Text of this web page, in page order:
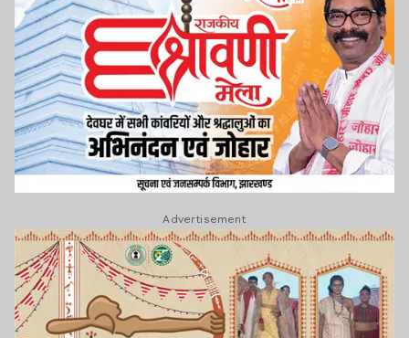
Advertisement